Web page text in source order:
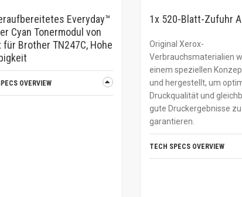
Everyday™
Cyan Tonermodul von
für Brother TN247C, Hohe
OVERVIEW
1x 520-Blatt-Zufuhr
Original Xerox-
Verbrauchsmaterialien
einem speziellen
und hergestellt, um
Druckqualität und
gute Druckergebnisse zu
garantieren.
TECH SPECS OVERVIEW